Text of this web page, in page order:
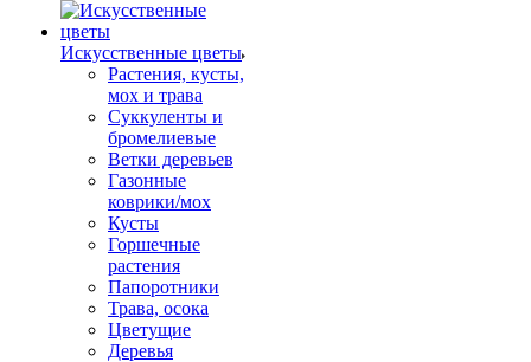
Искусственные цветы
Растения, кусты,
мох и трава
Суккуленты и
бромелиевые
Ветки деревьев
Газонные
коврики/мох
Кусты
Горшечные
растения
Папоротники
Трава, осока
Цветущие
Деревья